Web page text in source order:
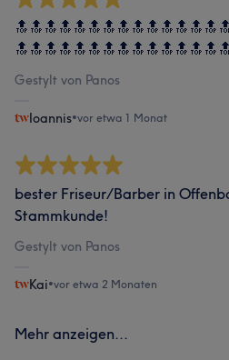
Gestylt von Panos
Ioannis•vor etwa 1 Monat
bester Friseur/Barber in
Stammkunde!
Gestylt von Panos
Kai•vor etwa 2 Monaten
Mehr anzeigen...